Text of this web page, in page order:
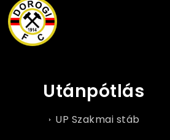
Utánpótlás
UP Szakmai stáb